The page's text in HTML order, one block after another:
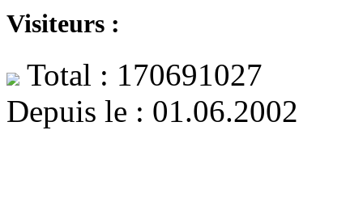
Visiteurs :
Total : 170691027
Depuis le : 01.06.2002